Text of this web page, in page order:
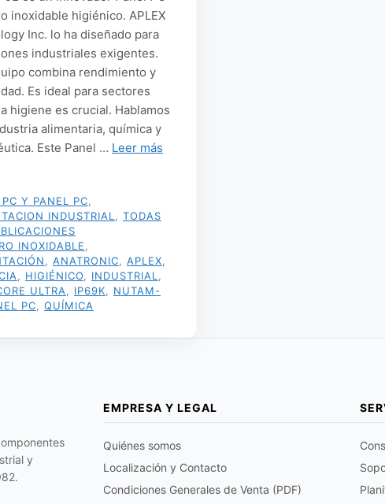
inoxidable higiénico. APLEX
Inc. lo ha diseñado para
industriales exigentes.
combina rendimiento y
Es ideal para sectores
higiene es crucial. Hablamos
alimentaria, química y
Este Panel … Leer más
PC Y PANEL PC
INDUSTRIAL
TODAS
INOXIDABLE
ANATRONIC APLEX
HIGIÉNICO INDUSTRIAL
ULTRA
IP69K
NUTAM-
PC QUÍMICA
y
EMPRESA Y LEGAL
Quiénes somos
Localización y Contacto
Condiciones Generales de Venta (PDF)